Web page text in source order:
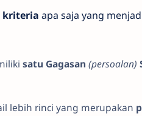
kriteria apa saja yang
satu Gagasan (persoalan)
lebih rinci yang merupakan